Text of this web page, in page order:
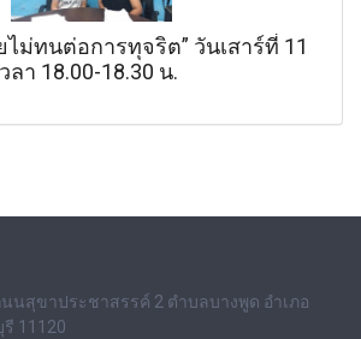
ไม่ทนต่อการทุจริต” วันเสาร์ที่ 11
ลา 18.00-18.30 น.
นสุขาประชาสรรค์ 2 ตำบลบางพูด อำเภอ
11120